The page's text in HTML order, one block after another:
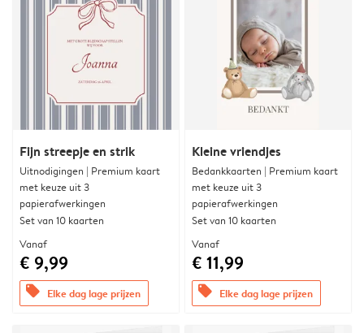
Fijn streepje en strik
Uitnodigingen | Premium kaart
met keuze uit 3
papierafwerkingen
Set van 10 kaarten
Vanaf
€ 9,99
offers Elke dag lage prijzen
Kleine vriendjes
Bedankkaarten | Premium kaart
met keuze uit 3
papierafwerkingen
Set van 10 kaarten
Vanaf
€ 11,99
offers Elke dag lage prijzen